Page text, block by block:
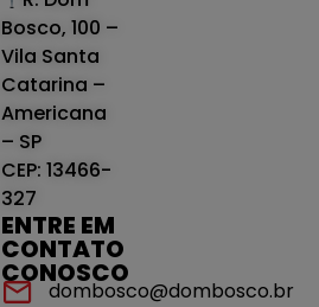
Bosco, 100 –
Vila Santa
Catarina –
Americana
– SP
CEP: 13466-
327
ENTRE EM
CONTATO
CONOSCO
dombosco@dombosco.br